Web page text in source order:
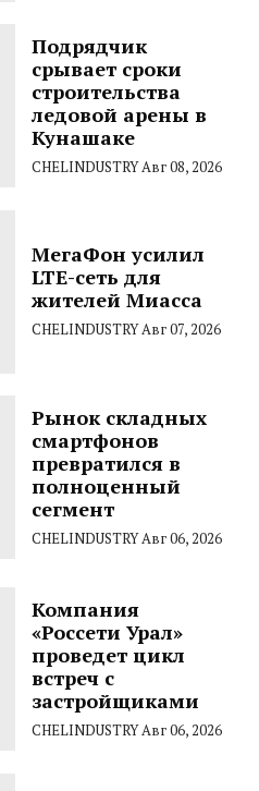
Подрядчик
срывает сроки
строительства
ледовой арены в
Кунашаке
CHELINDUSTRYАвг 08, 2026
МегаФон усилил
LTE-сеть для
жителей Миасса
CHELINDUSTRYАвг 07, 2026
Рынок складных
смартфонов
превратился в
полноценный
сегмент
CHELINDUSTRYАвг 06, 2026
Компания
«Россети Урал»
проведет цикл
встреч с
застройщиками
CHELINDUSTRYАвг 06, 2026